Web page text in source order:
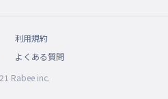
利用規約
よくある質問
Rabee inc.